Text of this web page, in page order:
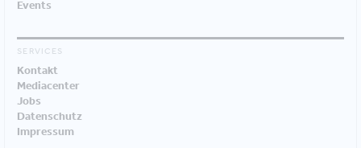
Events
SERVICES
Kontakt
Mediacenter
Jobs
Datenschutz
Impressum